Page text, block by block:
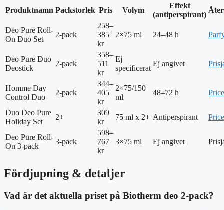
Produktnamn Packstorlek Pris Volym
Effekt
(antiperspirant)
Deo Pure Roll-
On Duo Set
2-pack
258–
385
kr
2×75 ml 24–48 h
Deo Pure Duo
Deostick
2-pack
358–
511
kr
Ej
specificerat
Ej angivet
Homme Day
Control Duo
2-pack
344–
405
kr
2×75/150
ml
48–72 h
Duo Deo Pure
Holiday Set
2+
309
kr
75 ml x 2+ Antiperspirant
Deo Pure Roll-
On 3-pack
3-pack
598–
767
kr
3×75 ml Ej angivet
Fördjupning & detaljer
Vad är det aktuella priset på Biotherm deo 2-pack?